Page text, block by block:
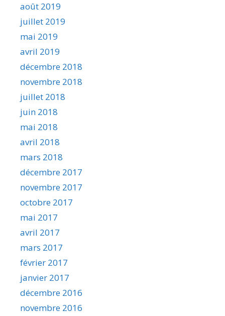
août 2019
juillet 2019
mai 2019
avril 2019
décembre 2018
novembre 2018
juillet 2018
juin 2018
mai 2018
avril 2018
mars 2018
décembre 2017
novembre 2017
octobre 2017
mai 2017
avril 2017
mars 2017
février 2017
janvier 2017
décembre 2016
novembre 2016